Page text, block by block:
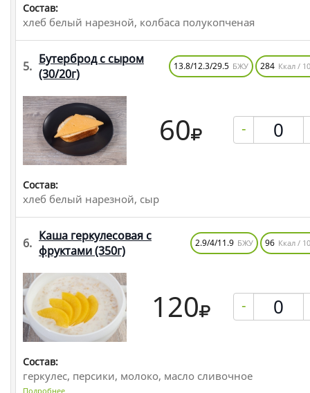
Состав:
хлеб белый нарезной, колбаса полукопченая
5. Бутерброд с сыром
(30/20г)
13.8/12.3/29.5 БЖУ 284 Ккал /
60 -
Состав:
хлеб белый нарезной, сыр
6. Каша геркулесовая с
фруктами(350г)
2.9/4/11.9 БЖУ 96 Ккал /
120 -
Состав:
геркулес, персики, молоко, масло сливочное
Подробнее